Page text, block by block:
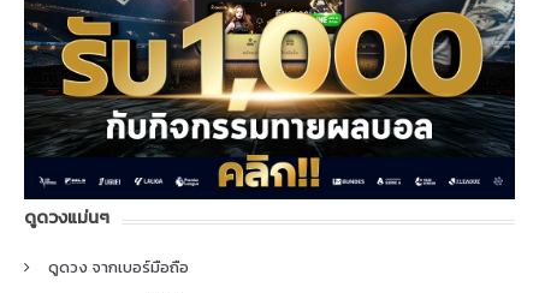
ดูดวงแม่นๆ
ดูดวง จากเบอร์มือถือ